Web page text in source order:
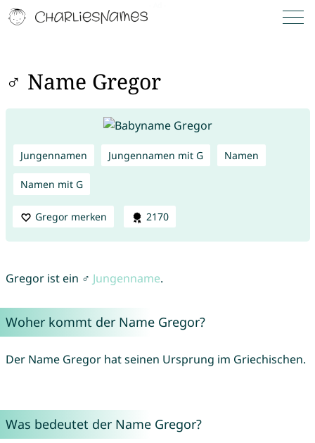
♂ Name Gregor
Jungennamen Jungennamen mit G Namen
Namen mit G
Gregor merken 2170
Gregor ist ein ♂ Jungenname.
Woher kommt der Name Gregor?
Der Name Gregor hat seinen Ursprung im Griechischen.
Was bedeutet der Name Gregor?